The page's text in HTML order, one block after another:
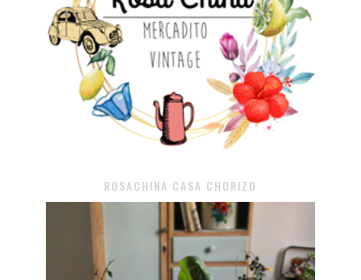
ROSACHINA CASA CHORIZO